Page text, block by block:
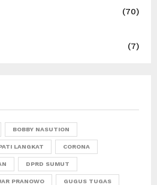
(70)
(7)
BOBBY NASUTION
LANGKAT CORONA
DPRD SUMUT
PRANOWO GUGUS TUGAS